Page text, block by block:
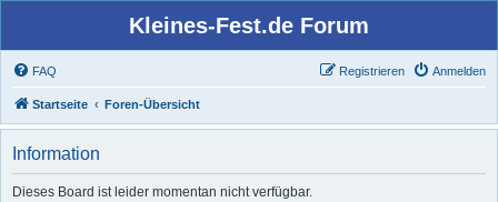
Kleines-Fest.de Forum
FAQ Anmelden
Registrieren
Startseite Foren-Übersicht
Information
Dieses Board ist leider momentan nicht verfügbar.